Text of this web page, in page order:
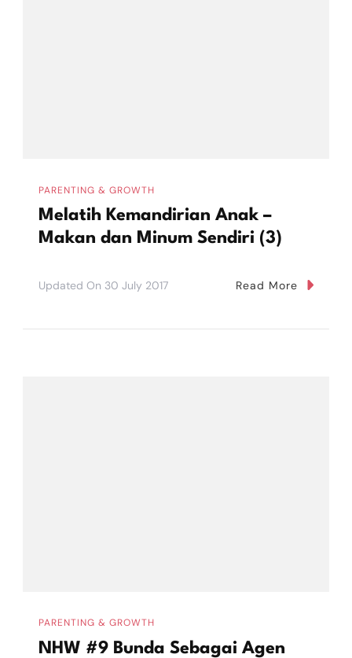
PARENTING & GROWTH
Melatih Kemandirian Anak –
Makan dan Minum Sendiri (3)
Updated On 30 July 2017 Read More
PARENTING & GROWTH
NHW #9 Bunda Sebagai Agen